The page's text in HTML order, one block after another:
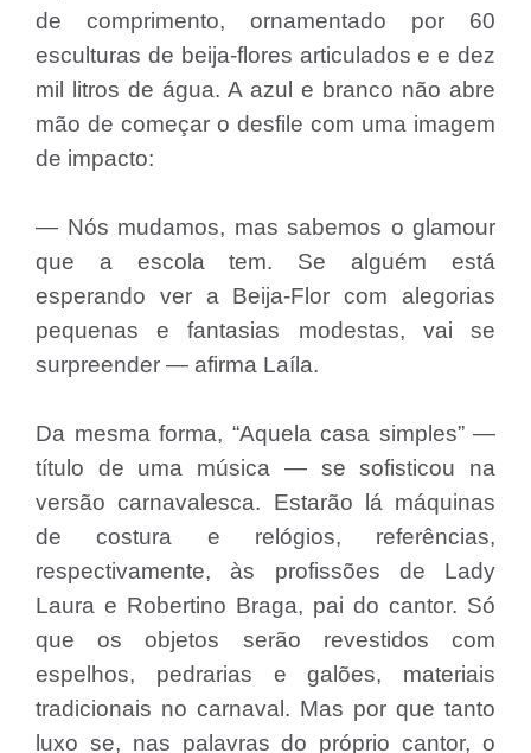
de comprimento, ornamentado por 60
esculturas de beija-flores articulados e e dez
mil litros de água. A azul e branco não abre
mão de começar o desfile com uma imagem
de impacto:
— Nós mudamos, mas sabemos o glamour
que a escola tem. Se alguém está
esperando ver a Beija-Flor com alegorias
pequenas e fantasias modestas, vai se
surpreender — afirma Laíla.
Da mesma forma, “Aquela casa simples” —
título de uma música — se sofisticou na
versão carnavalesca. Estarão lá máquinas
de costura e relógios, referências,
respectivamente, às profissões de Lady
Laura e Robertino Braga, pai do cantor. Só
que os objetos serão revestidos com
espelhos, pedrarias e galões, materiais
tradicionais no carnaval. Mas por que tanto
luxo se, nas palavras do próprio cantor, o